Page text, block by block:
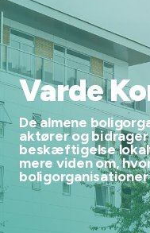
Find medarbejder
Kurser og arrangementer
Jobportalen
MitBL
Varde
De almene
aktører og
beskæftigelse
mere viden om,
boligorganisationer